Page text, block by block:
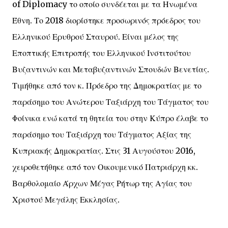
of Diplomacy το οποίο συνδέεται με τα Ηνωμένα
Έθνη. Το 2018 διορίστηκε προσωρινός πρόεδρος του
Ελληνικού Ερυθρού Σταυρού. Είναι μέλος της
Εποπτικής Επιτροπής του Ελληνικού Ινστιτούτου
Βυζαντινών και Μεταβυζαντινών Σπουδών Βενετίας.
Τιμήθηκε από τον κ. Πρόεδρο της Δημοκρατίας με το
παράσημο του Ανώτερου Ταξιάρχη του Τάγματος του
Φοίνικα ενώ κατά τη θητεία του στην Κύπρο έλαβε το
παράσημο του Ταξιάρχη του Τάγματος Αξίας της
Κυπριακής Δημοκρατίας. Στις 31 Αυγούστου 2016,
χειροθετήθηκε από τον Οικουμενικό Πατριάρχη κκ.
Βαρθολομαίο Άρχων Μέγας Ρήτωρ της Αγίας του
Χριστού Μεγάλης Εκκλησίας.